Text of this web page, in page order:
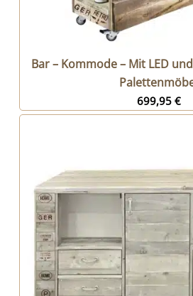
Bar – Kommode – Mit LED
699,95 €